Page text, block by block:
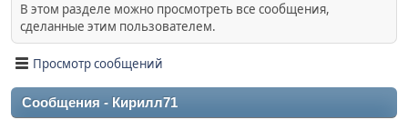
В этом разделе можно просмотреть все сообщения,
сделанные этим пользователем.
Просмотр сообщений
Сообщения - Кирилл71